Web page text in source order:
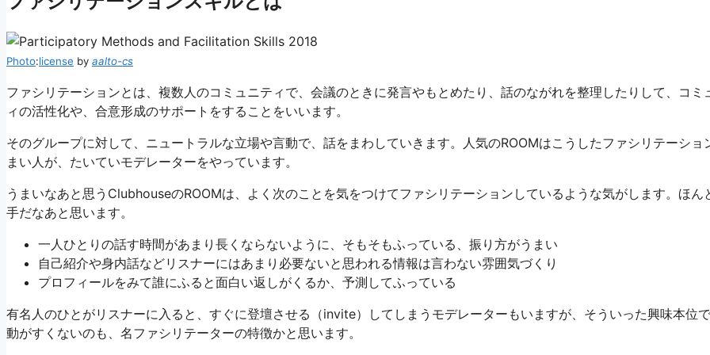
Photo:license by aalto-cs
ファシリテーションとは、複数人のコミュニティで、会議のときに発言やもとめたり、話のながれを整理したりして、コミ
ィの活性化や、合意形成のサポートをすることをいいます。
そのグループに対して、ニュートラルな立場や言動で、話をまわしていきます。人気のROOMはこうしたファシリテーショ
まい人が、たいていモデレーターをやっています。
うまいなあと思うClubhouseのROOMは、よく次のことを気をつけてファシリテーションしているような気がします。ほん
手だなあと思います。
一人ひとりの話す時間があまり長くならないように、そもそもふっている、振り方がうまい
自己紹介や身内話などリスナーにはあまり必要ないと思われる情報は言わない雰囲気づくり
プロフィールをみて誰にふると面白い返しがくるか、予測してふっている
有名人のひとがリスナーに入ると、すぐに登壇させる（invite）してしまうモデレーターもいますが、そういった興味本位
動がすくないのも、名ファシリテーターの特徴かと思います。